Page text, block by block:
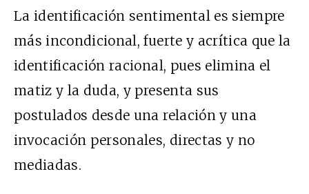
La identificación sentimental es siempre
más incondicional, fuerte y acrítica que la
identificación racional, pues elimina el
matiz y la duda, y presenta sus
postulados desde una relación y una
invocación personales, directas y no
mediadas.